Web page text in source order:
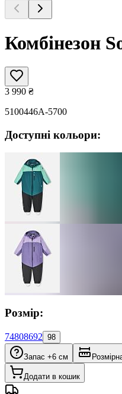
Комбінезон
3 990 ₴
5100446A-5700
Доступні кольори:
Розмір:
74808692 98
Запас +6 см
Додати в кошик